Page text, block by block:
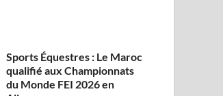
Sports Équestres : Le Maroc
qualifié aux Championnats
du Monde FEI 2026 en